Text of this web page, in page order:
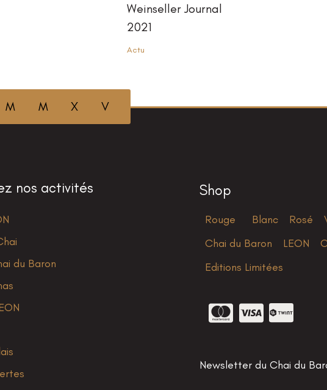
Weinseller Journal
2021
Actu
M M X V
nos activités
du Baron
Shop
Rouge Blanc Rosé
Chai du Baron
LEON
Editions Limitées
Newsletter du Chai du